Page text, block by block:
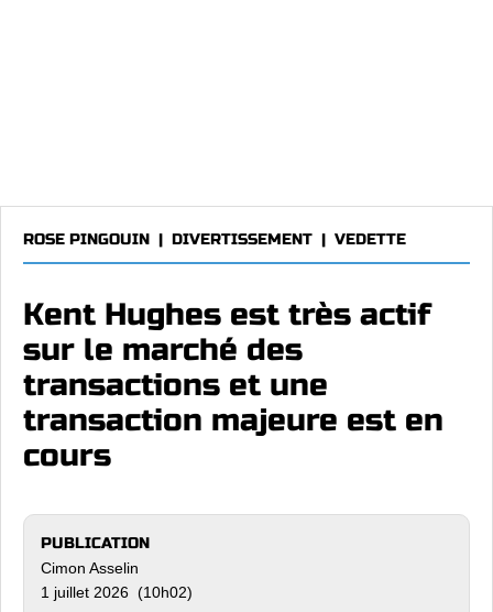
ROSE PINGOUIN | DIVERTISSEMENT | VEDETTE
Kent Hughes est très actif
sur le marché des
transactions et une
transaction majeure est en
cours
PUBLICATION
Cimon Asselin
1 juillet 2026 (10h02)